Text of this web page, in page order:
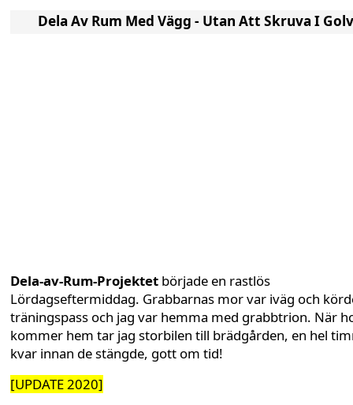
Dela Av Rum Med Vägg - Utan Att Skruva I Golv
Dela-av-Rum-Projektet började en rastlös
Lördagseftermiddag. Grabbarnas mor var iväg och
träningspass och jag var hemma med grabbtrion. När
kommer hem tar jag storbilen till brädgården, en hel
kvar innan de stängde, gott om tid!
[UPDATE 2020]